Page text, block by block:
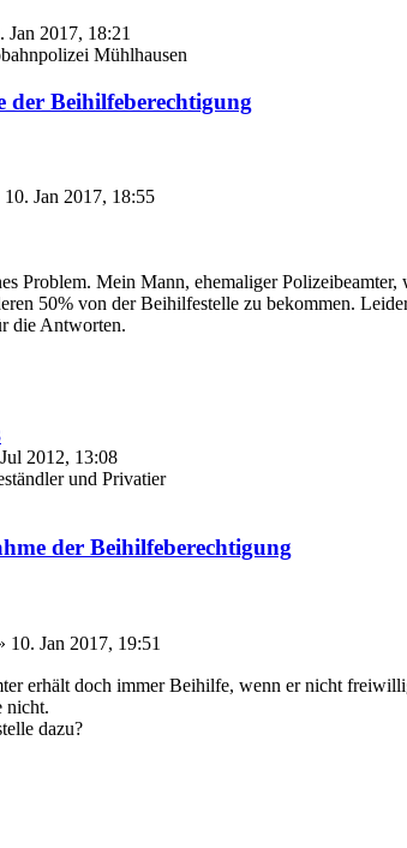
Jan 2017, 18:21
Mühlhausen
der Beihilfeberechtigung
10. Jan 2017, 18:55
Problem. Mein Mann, ehemaliger
50% von der Beihilfestelle zu bekommen.
die Antworten.
2012, 13:08
und Privatier
der Beihilfeberechtigung
10. Jan 2017, 19:51
erhält doch immer Beihilfe, wenn er nicht
nicht.
dazu?